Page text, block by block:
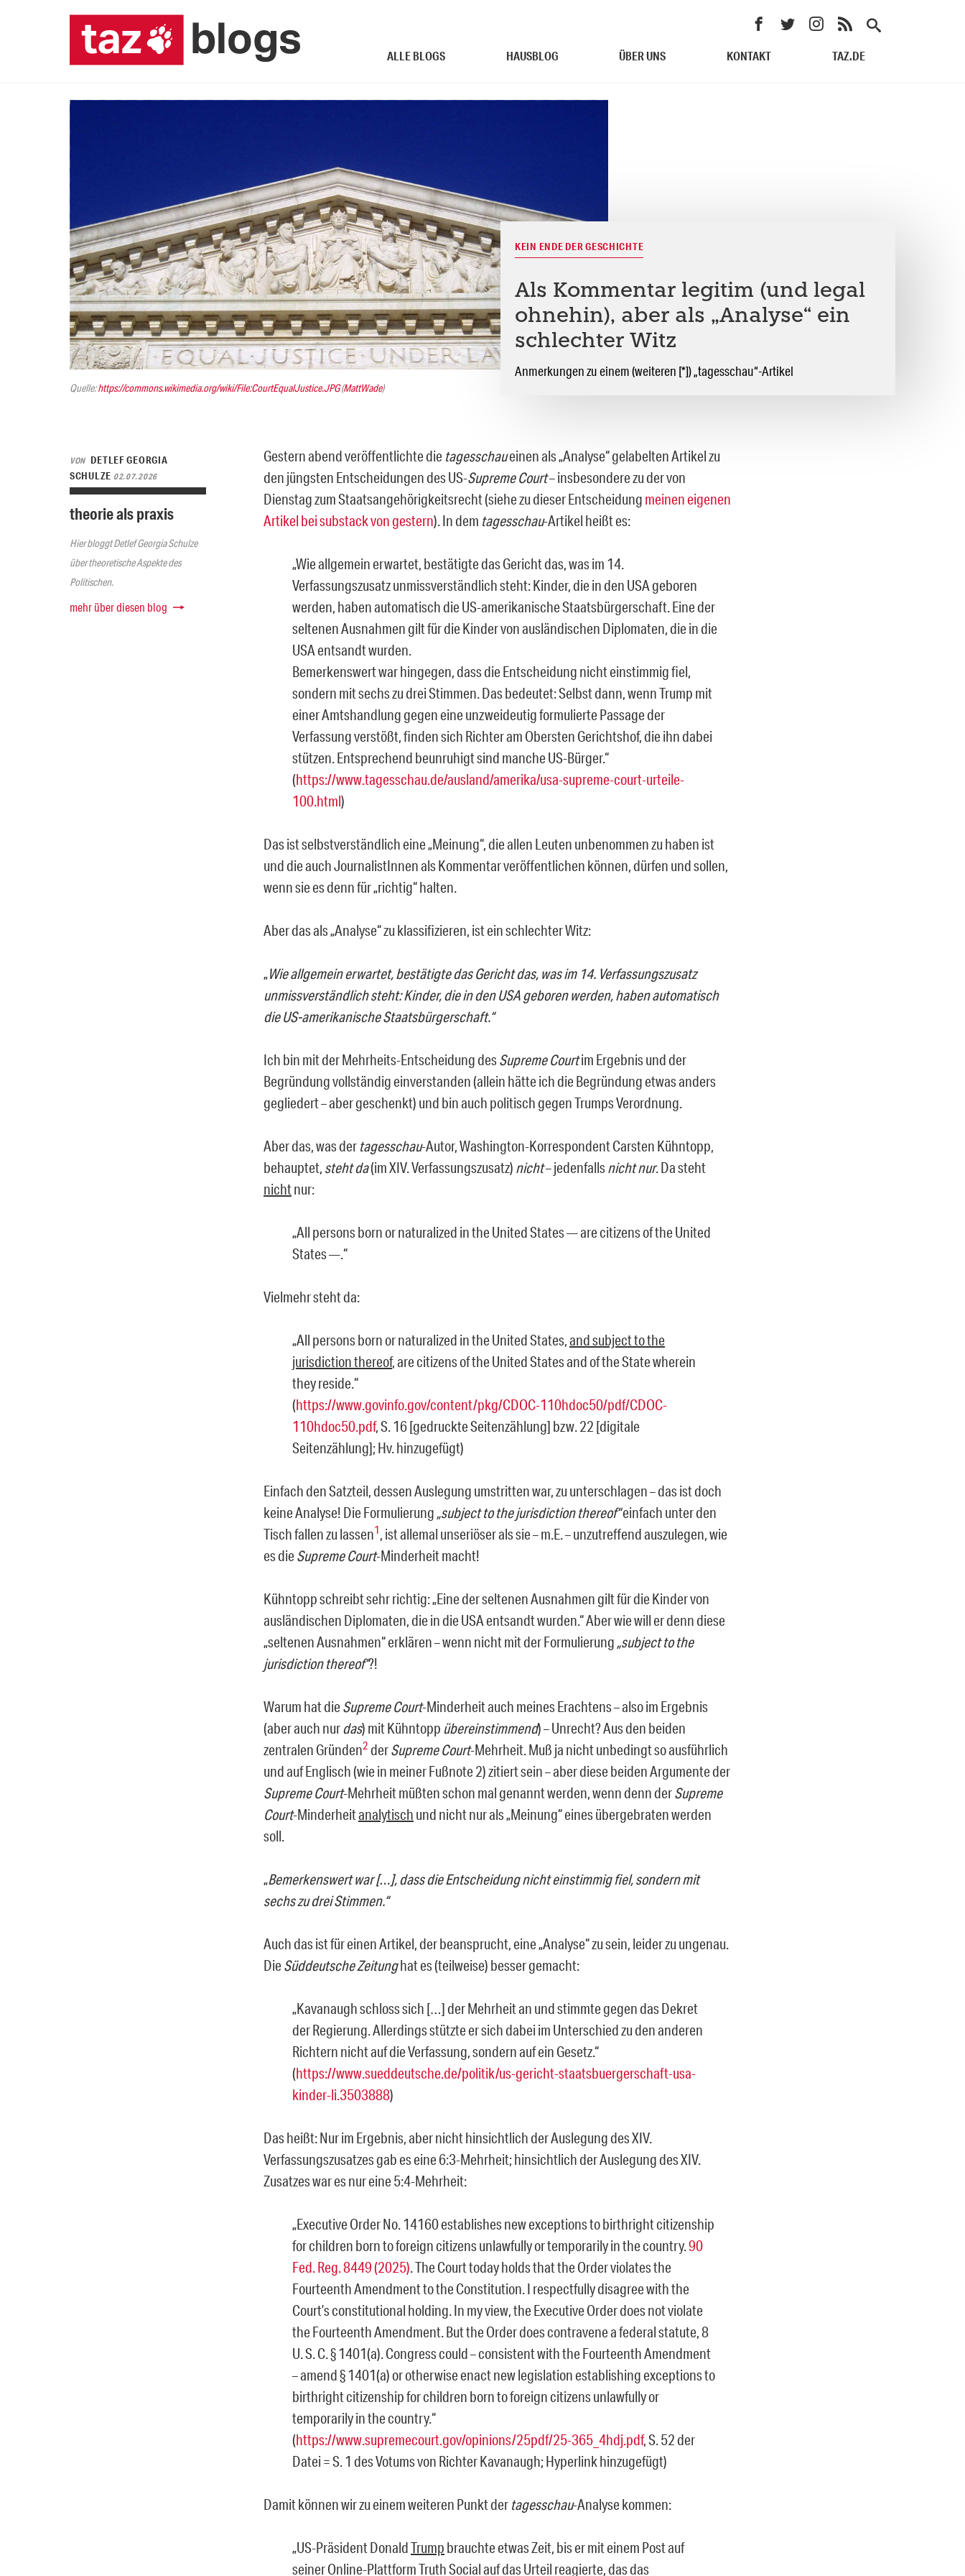
ALLE BLOGS HAUSBLOG ÜBER UNS KONTAKT TAZ.DE
Quelle:https://commons.wikimedia.org/wiki/File:CourtEqualJustice.JPG(MattWade)
KEIN ENDE DER GESCHICHTE
Als Kommentar legitim (und legal
ohnehin), aber als „Analyse“ ein
schlechter Witz
Anmerkungen zu einem (weiteren [*]) „tagesschau“-Artikel
VON DETLEF GEORGIA
SCHULZE 02.07.2026
theorie als praxis
Hier bloggt Detlef Georgia Schulze
über theoretische Aspekte des
Politischen.
mehr über diesen blog
Gestern abend veröffentlichte die tagesschaueinen als „Analyse“ gelabelten Artikel zu
den jüngsten Entscheidungen des US-Supreme Court– insbesondere zu der von
Dienstag zum Staatsangehörigkeitsrecht (siehe zu dieser Entscheidung meinen eigenen
Artikel bei substack von gestern). In dem tagesschau-Artikel heißt es:
„Wie allgemein erwartet, bestätigte das Gericht das, was im 14.
Verfassungszusatz unmissverständlich steht: Kinder, die in den USA geboren
werden, haben automatisch die US-amerikanische Staatsbürgerschaft. Eine der
seltenen Ausnahmen gilt für die Kinder von ausländischen Diplomaten, die in die
USA entsandt wurden.
Bemerkenswert war hingegen, dass die Entscheidung nicht einstimmig fiel,
sondern mit sechs zu drei Stimmen. Das bedeutet: Selbst dann, wenn Trump mit
einer Amtshandlung gegen eine unzweideutig formulierte Passage der
Verfassung verstößt, finden sich Richter am Obersten Gerichtshof, die ihn dabei
stützen. Entsprechend beunruhigt sind manche US-Bürger.“
(https://www.tagesschau.de/ausland/amerika/usa-supreme-court-urteile-
100.html)
Das ist selbstverständlich eine „Meinung“, die allen Leuten unbenommen zu haben ist
und die auch JournalistInnen als Kommentar veröffentlichen können, dürfen und sollen,
wenn sie es denn für „richtig“ halten.
Aber das als „Analyse“ zu klassifizieren, ist ein schlechter Witz:
„Wie allgemein erwartet, bestätigte das Gericht das, was im 14. Verfassungszusatz
unmissverständlich steht: Kinder, die in den USA geboren werden, haben automatisch
die US-amerikanische Staatsbürgerschaft.“
Ich bin mit der Mehrheits-Entscheidung desSupreme Courtim Ergebnis und der
Begründung vollständig einverstanden (allein hätte ich die Begründung etwas anders
gegliedert – aber geschenkt) und bin auch politisch gegen Trumps Verordnung.
Aber das, was der tagesschau-Autor, Washington-Korrespondent Carsten Kühntopp,
behauptet, steht da(im XIV. Verfassungszusatz) nicht– jedenfallsnicht nur. Da steht
nichtnur:
„All persons born or naturalized in the United States — are citizens of the United
States —.“
Vielmehr steht da:
„All persons born or naturalized in the United States,and subject to the
jurisdiction thereof, are citizens of the United States and of the State wherein
they reside.“
(https://www.govinfo.gov/content/pkg/CDOC-110hdoc50/pdf/CDOC-
110hdoc50.pdf, S. 16 [gedruckte Seitenzählung] bzw. 22 [digitale
Seitenzählung]; Hv. hinzugefügt)
Einfach den Satzteil, dessen Auslegung umstritten war, zu unterschlagen – das ist doch
keine Analyse! Die Formulierung „subject to the jurisdiction thereof“einfach unter den
Tisch fallen zu lassen1, ist allemal unseriöser als sie – m.E. – unzutreffend auszulegen, wie
es dieSupreme Court-Minderheit macht!
Kühntopp schreibt sehr richtig: „Eine der seltenen Ausnahmen gilt für die Kinder von
ausländischen Diplomaten, die in die USA entsandt wurden.“ Aber wie will er denn diese
„seltenen Ausnahmen“ erklären – wenn nicht mit der Formulierung „subject to the
jurisdiction thereof“?!
Warum hat dieSupreme Court-Minderheit auch meines Erachtens – also im Ergebnis
(aber auch nurdas) mit Kühntopp übereinstimmend) – Unrecht? Aus den beiden
zentralen Gründen2 derSupreme Court-Mehrheit. Muß ja nicht unbedingt so ausführlich
und auf Englisch (wie in meiner Fußnote 2) zitiert sein – aber diese beiden Argumente der
Supreme Court-Mehrheit müßten schon mal genannt werden, wenn denn derSupreme
Court-Minderheitanalytisch und nicht nur als „Meinung“ eines übergebraten werden
soll.
„Bemerkenswert war[…], dass die Entscheidung nicht einstimmig fiel, sondern mit
sechs zu drei Stimmen.“
Auch das ist für einen Artikel, der beansprucht, eine „Analyse“ zu sein, leider zu ungenau.
DieSüddeutsche Zeitunghat es (teilweise) besser gemacht:
„Kavanaugh schloss sich […] der Mehrheit an und stimmte gegen das Dekret
der Regierung. Allerdings stützte er sich dabei im Unterschied zu den anderen
Richtern nicht auf die Verfassung, sondern auf ein Gesetz.“
(https://www.sueddeutsche.de/politik/us-gericht-staatsbuergerschaft-usa-
kinder-li.3503888)
Das heißt: Nur im Ergebnis, aber nicht hinsichtlich der Auslegung des XIV.
Verfassungszusatzes gab es eine 6:3-Mehrheit; hinsichtlich der Auslegung des XIV.
Zusatzes war es nur eine 5:4-Mehrheit:
„Executive Order No. 14160 establishes new exceptions to birthright citizenship
for children born to foreign citizens unlawfully or temporarily in the country.90
Fed. Reg. 8449 (2025). The Court today holds that the Order violates the
Fourteenth Amendment to the Constitution. I respectfully disagree with the
Court’s constitutional holding. In my view, the Executive Order does not violate
the Fourteenth Amendment. But the Order does contravene a federal statute, 8
U. S. C. § 1401(a). Congress could – consistent with the Fourteenth Amendment
– amend § 1401(a) or otherwise enact new legislation establishing exceptions to
birthright citizenship for children born to foreign citizens unlawfully or
temporarily in the country.“
(https://www.supremecourt.gov/opinions/25pdf/25-365_4hdj.pdf, S. 52 der
Datei = S. 1 des Votums von Richter Kavanaugh; Hyperlink hinzugefügt)
Damit können wir zu einem weiteren Punkt der tagesschau-Analyse kommen:
„US-Präsident DonaldTrump brauchte etwas Zeit, bis er mit einem Post auf
seiner Online-Plattform Truth Social auf das Urteil reagierte, das das